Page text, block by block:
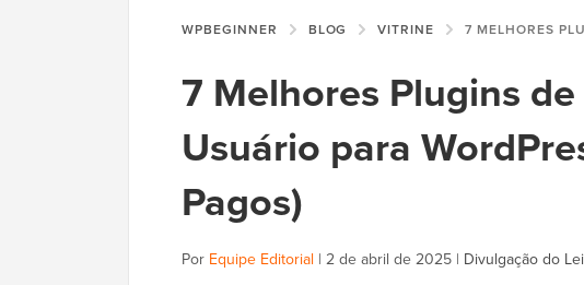
WPBEGINNER BLOG VITRINE 7 MELHORES PLUGINS DE FEEDBACK DE USUÁRIO PARA
7 Melhores Plugins
Usuário para
Pagos)
Por Equipe Editorial | 2 de abril de 2025 | Divulgação do